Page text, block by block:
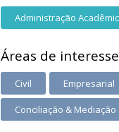
Administração
Áreas de
Civil Empresarial
Conciliação & Mediação